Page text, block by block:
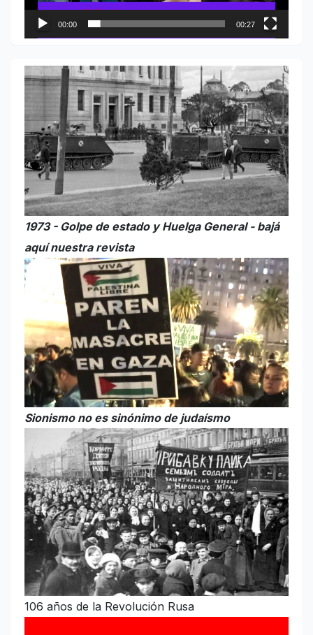
00:00 00:27
1973 - Golpe de estado y Huelga General - bajá
aquí nuestra revista
Sionismo no es sinónimo de judaísmo
106 años de la Revolución Rusa